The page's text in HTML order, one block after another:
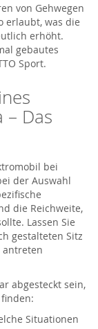
von Gehwegen
erlaubt, was die
erhöht.
gebautes
Sport.
– Das
bei
der Auswahl
die Reichweite,
Lassen Sie
gestalteten Sitz
antreten
abgesteckt sein,
Situationen